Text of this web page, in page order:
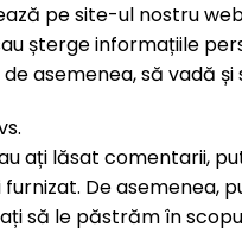
pe site-ul nostru
șterge informațiile
asemenea, să vadă
ați lăsat comentarii,
De
să le păstrăm în